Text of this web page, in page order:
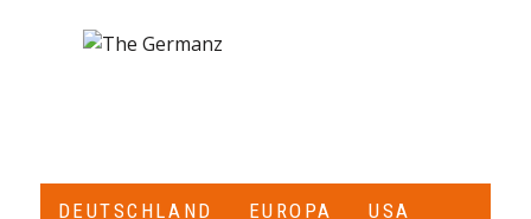
DEUTSCHLAND EUROPA USA